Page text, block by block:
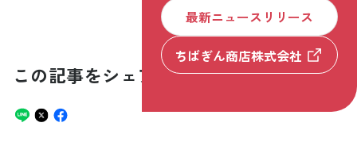
最新ニュースリリース
ちばぎん商店株式会社
この記事をシェア